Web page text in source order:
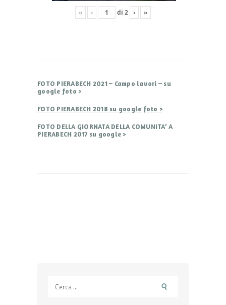
« ‹ di 2 › »
FOTO PIERABECH 2021 – Campo lavori – su
google foto >
FOTO PIERABECH 2018 su google foto >
FOTO DELLA GIORNATA DELLA COMUNITA’ A
PIERABECH 2017 su google >
per: